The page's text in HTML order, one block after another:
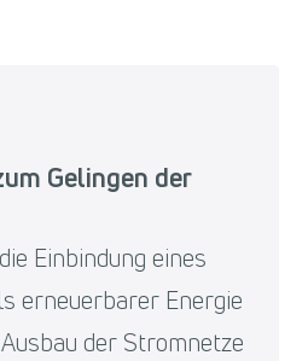
Gelingen der
Einbindung eines
erneuerbarer Energie
der Stromnetze